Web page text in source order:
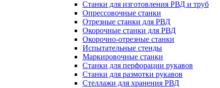
Станки для изготовления РВД и труб
Опрессовочные станки
Отрезные станки для РВД
Окорочные станки для РВД
Окорочно-отрезные станки
Испытательные стенды
Маркировочные станки
Станки для перфорации рукавов
Станки для размотки рукавов
Стеллажи для хранения РВД